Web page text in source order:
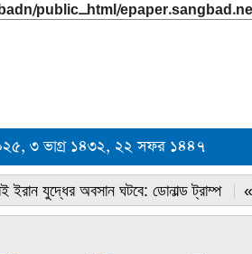
public_html/
৩ ভাগ্র ১৪৩২, ২২ সফর ১৪৪৭
ইরান যুদ্ধের অবসান ঘটবে: ডোনাল্ড ট্রাম্প